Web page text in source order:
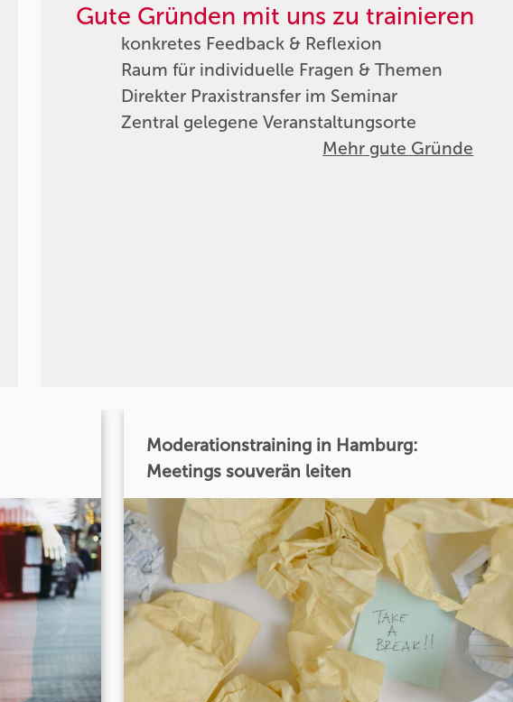
Gute Gründen mit uns zu trainieren
konkretes Feedback & Reflexion
Raum für individuelle Fragen & Themen
Direkter Praxistransfer im Seminar
Zentral gelegene Veranstaltungsorte
Mehr gute Gründe
Moderationstraining in Hamburg:
Meetings souverän leiten